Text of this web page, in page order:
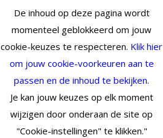
De inhoud op deze pagina wordt
momenteel geblokkeerd om jouw
cookie-keuzes te respecteren. Klik hier
om jouw cookie-voorkeuren aan te
passen en de inhoud te bekijken.
Je kan jouw keuzes op elk moment
wijzigen door onderaan de site op
"Cookie-instellingen" te klikken."